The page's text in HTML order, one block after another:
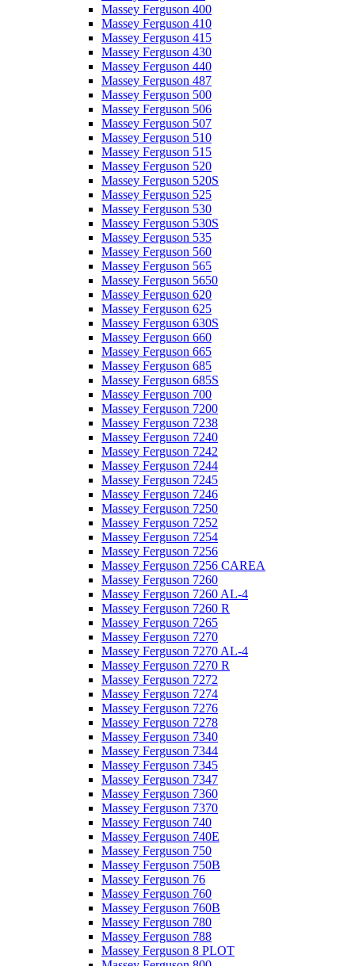
Massey Ferguson 400
Massey Ferguson 410
Massey Ferguson 415
Massey Ferguson 430
Massey Ferguson 440
Massey Ferguson 487
Massey Ferguson 500
Massey Ferguson 506
Massey Ferguson 507
Massey Ferguson 510
Massey Ferguson 515
Massey Ferguson 520
Massey Ferguson 520S
Massey Ferguson 525
Massey Ferguson 530
Massey Ferguson 530S
Massey Ferguson 535
Massey Ferguson 560
Massey Ferguson 565
Massey Ferguson 5650
Massey Ferguson 620
Massey Ferguson 625
Massey Ferguson 630S
Massey Ferguson 660
Massey Ferguson 665
Massey Ferguson 685
Massey Ferguson 685S
Massey Ferguson 700
Massey Ferguson 7200
Massey Ferguson 7238
Massey Ferguson 7240
Massey Ferguson 7242
Massey Ferguson 7244
Massey Ferguson 7245
Massey Ferguson 7246
Massey Ferguson 7250
Massey Ferguson 7252
Massey Ferguson 7254
Massey Ferguson 7256
Massey Ferguson 7256 CAREA
Massey Ferguson 7260
Massey Ferguson 7260 AL-4
Massey Ferguson 7260 R
Massey Ferguson 7265
Massey Ferguson 7270
Massey Ferguson 7270 AL-4
Massey Ferguson 7270 R
Massey Ferguson 7272
Massey Ferguson 7274
Massey Ferguson 7276
Massey Ferguson 7278
Massey Ferguson 7340
Massey Ferguson 7344
Massey Ferguson 7345
Massey Ferguson 7347
Massey Ferguson 7360
Massey Ferguson 7370
Massey Ferguson 740
Massey Ferguson 740E
Massey Ferguson 750
Massey Ferguson 750B
Massey Ferguson 76
Massey Ferguson 760
Massey Ferguson 760B
Massey Ferguson 780
Massey Ferguson 788
Massey Ferguson 8 PLOT